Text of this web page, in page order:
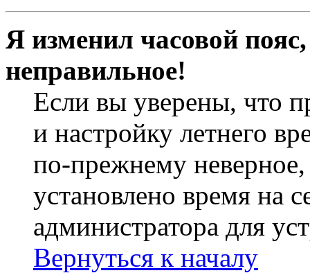
Я изменил часовой
неправильное!
Если вы уверены, что
и настройку летнего
по-прежнему неверное,
установлено время на
администратора для
Вернуться к началу